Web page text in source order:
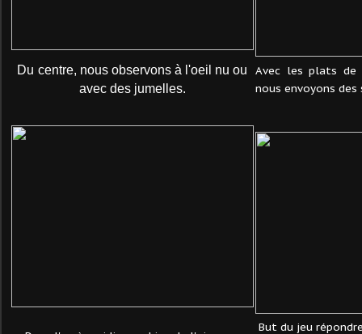
Du centre, nous observons à l'oeil nu ou
avec des jumelles.
Avec les plats
nous envoyons des
But du jeu